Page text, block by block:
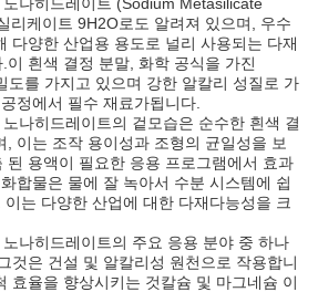
리케이트 9H2O로도 알려져 있으며, 우수
다양한 산업용 용도로 널리 사용되는 다재
이 흰색 결정 분말, 화학 공식을 가진
도를 가지고 있으며 강한 알칼리 성질로 가
정에서 필수 재료가됩니다.
나히드레이트의 겉모습은 순수한 흰색 결
, 이는 조작 용이성과 조형의 균일성을 보
된 용액이 필요한 응용 프로그램에서 효과
합물은 물에 잘 녹아서 수분 시스템에 쉽
는 다양한 산업에 대한 다재다능성을 크
나히드레이트의 주요 응용 분야 중 하나
것은 건설 및 알칼리성 원천으로 작용합니
효율을 향상시키는 것칼슘 및 마그네슘 이